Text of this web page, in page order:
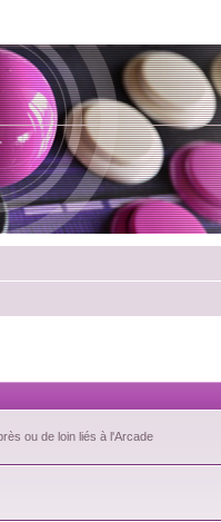
ou de loin liés à l'Arcade